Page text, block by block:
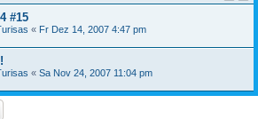
#15
« Fr Dez 14, 2007 4:47 pm
« Sa Nov 24, 2007 11:04 pm